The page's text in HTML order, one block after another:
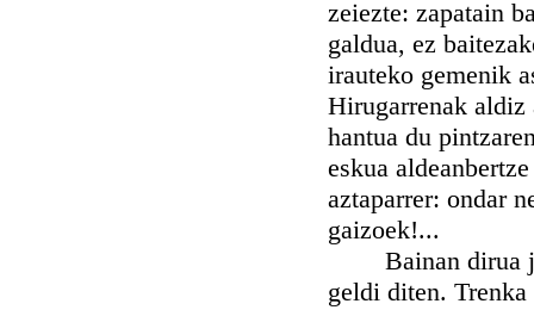
zeiezte: zapatain
galdua, ez
irauteko gemenik
Hirugarrenak aldiz
hantua du
eskua
aztaparrer: ondar
gaizoek!...
Bainan dirua
geldi diten.